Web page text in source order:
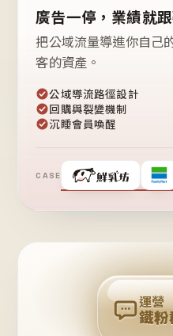
廣告一停，業績就
把公域流量導進你自己
客的資產。
公域導流路徑設計
回購與裂變機制
沉睡會員喚醒
CASE
運營
鐵粉